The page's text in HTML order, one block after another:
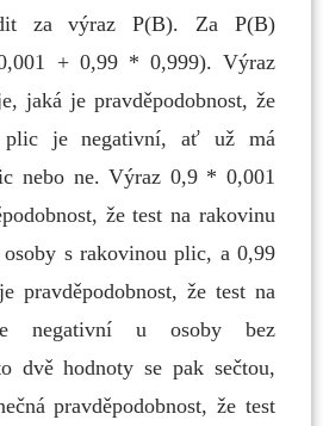
za výraz P(B).Za P(B)
+ 0,99 * 0,999). Výraz
jaká je pravděpodobnost, že
plic je negativní, ať už má
nebo ne. Výraz 0,9 * 0,001
že testna rakovinu
s rakovinou plic, a 0,99
pravděpodobnost, že test na
negativní u osoby bez
dvě hodnoty se pak sečtou,
pravděpodobnost,že test